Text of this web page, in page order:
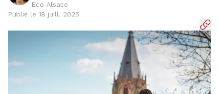
Eco Alsace
Publié le 18 juill. 2025